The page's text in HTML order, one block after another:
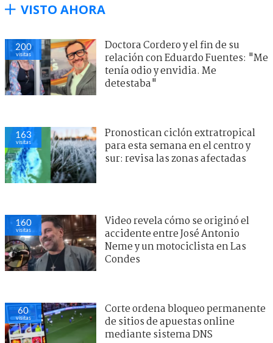
VISTO AHORA
200
visitas
Doctora Cordero y el fin de su
relación con Eduardo Fuentes: "Me
tenía odio y envidia. Me
detestaba"
163
visitas
Pronostican ciclón extratropical
para esta semana en el centro y
sur: revisa las zonas afectadas
160
visitas
Video revela cómo se originó el
accidente entre José Antonio
Neme y un motociclista en Las
Condes
60
visitas
Corte ordena bloqueo permanente
de sitios de apuestas online
mediante sistema DNS